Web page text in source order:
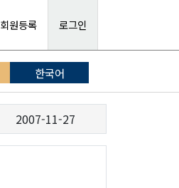
회원등록 로그인
한국어
2007-11-27